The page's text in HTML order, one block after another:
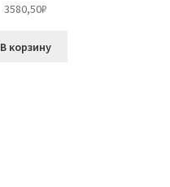
3580,50₽
В корзину